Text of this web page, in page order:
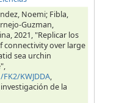
Noemi; Fibla,
Guzman,
2021, "Replicar los
connectivity over large
sea urchin
KWJDDA,
de la